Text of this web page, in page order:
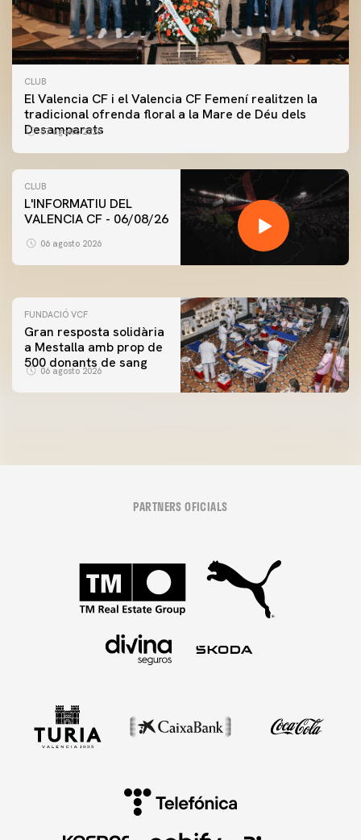
CLUB
El Valencia CF i el Valencia CF Femení realitzen la
tradicional ofrenda floral a la Mare de Déu dels
Desamparats
07 agosto 2026
CLUB
L'INFORMATIU DEL
VALENCIA CF - 06/08/26
06 agosto 2026
PRIMER EQUIP
ENTRENAMENT DEL VALENCIA CF 6/8/2026
FUNDACIÓ VCF
Gran resposta solidària
a Mestalla amb prop de
500 donants de sang
06 agosto 2026
PARTNERS OFICIALS